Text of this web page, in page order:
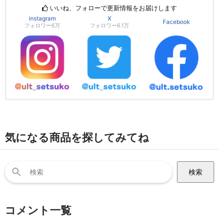
いいね、フォローで更新情報をお届けします
instagram
フォロワー6万
X
フォロワー6.1万
Facebook
気になる商品を探してみてね
索:
コメント一覧